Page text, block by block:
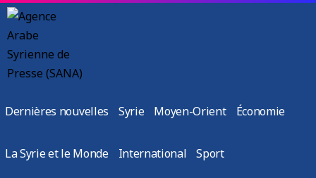
Dernières nouvelles Syrie Moyen-Orient Économie
La Syrie et le Monde International Sport